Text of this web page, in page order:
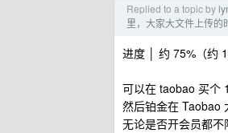
Replied to a topic by
里，大家大文件上传的
进度 │ 约 75%（约
可以在 taobao 买个
然后铂金在 Taobao
无论是否开会员都